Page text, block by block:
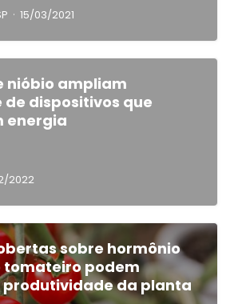
· 15/03/2021
nióbio ampliam
dispositivos que
energia
2022
sobre hormônio
tomateiro podem
da planta